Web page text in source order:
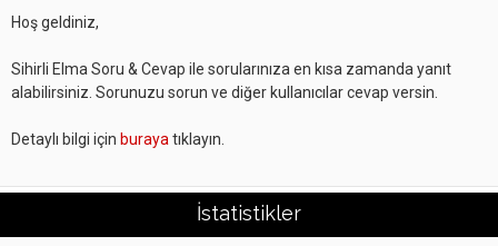
Hoş geldiniz,
Sihirli Elma Soru & Cevap ile sorularınıza en kısa zamanda yanıt
alabilirsiniz. Sorunuzu sorun ve diğer kullanıcılar cevap versin.
Detaylı bilgi için buraya tıklayın.
İstatistikler